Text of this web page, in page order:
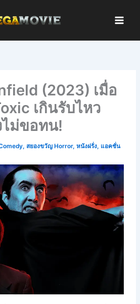
(2023) เมื่อ
เกินรับไหว
ม่ขอทน!
, สยองขวัญ Horror,หนังฝรั่ง, แอคชั่น